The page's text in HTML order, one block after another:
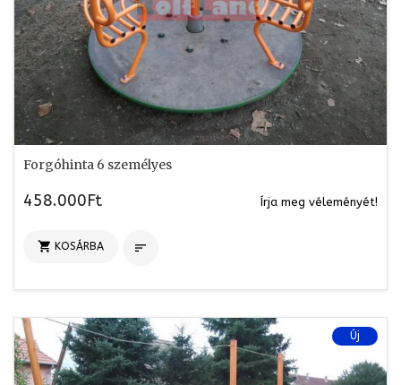
Forgóhinta 6 személyes
458.000Ft Írja meg véleményét!
 KOSÁRBA 
Új